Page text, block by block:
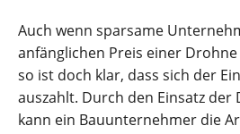
Auch wenn sparsame
anfänglichen Preis einer
so ist doch klar, dass sich der
auszahlt. Durch den Einsatz
kann ein Bauunternehmer die